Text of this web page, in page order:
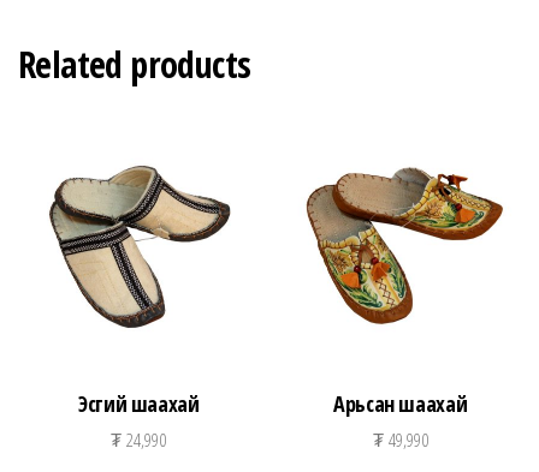
Related products
Эсгий шаахай
₮24,990
Арьсан шаахай
₮49,990